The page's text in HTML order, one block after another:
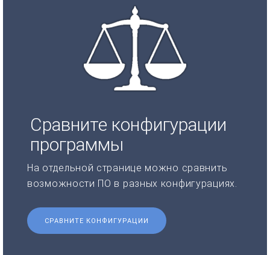
Сравните конфигурации
программы
На отдельной странице можно сравнить
возможности ПО в разных конфигурациях.
СРАВНИТЕ КОНФИГУРАЦИИ